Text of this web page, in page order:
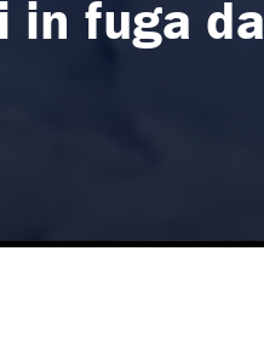
in fuga da